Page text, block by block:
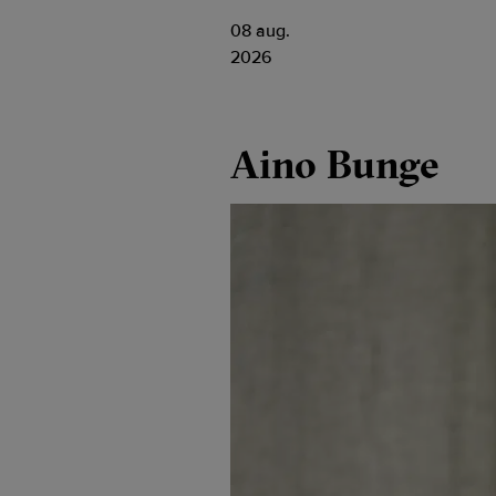
08 aug.
2026
Aino Bunge